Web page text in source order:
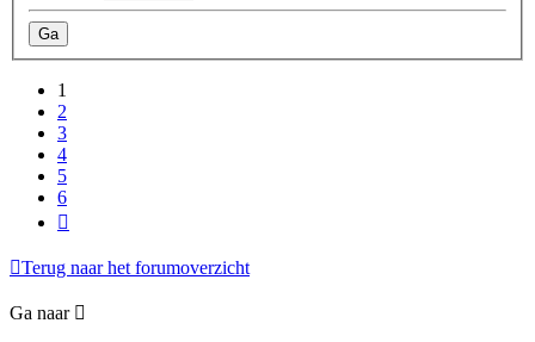
1
2
3
4
5
6
Terug naar het forumoverzicht
Ga naar